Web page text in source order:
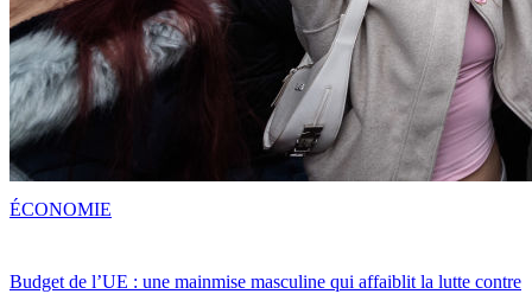
Budget de l’UE : une mainmise masculine qui affaiblit la lutte contre
ÉCONOMIE